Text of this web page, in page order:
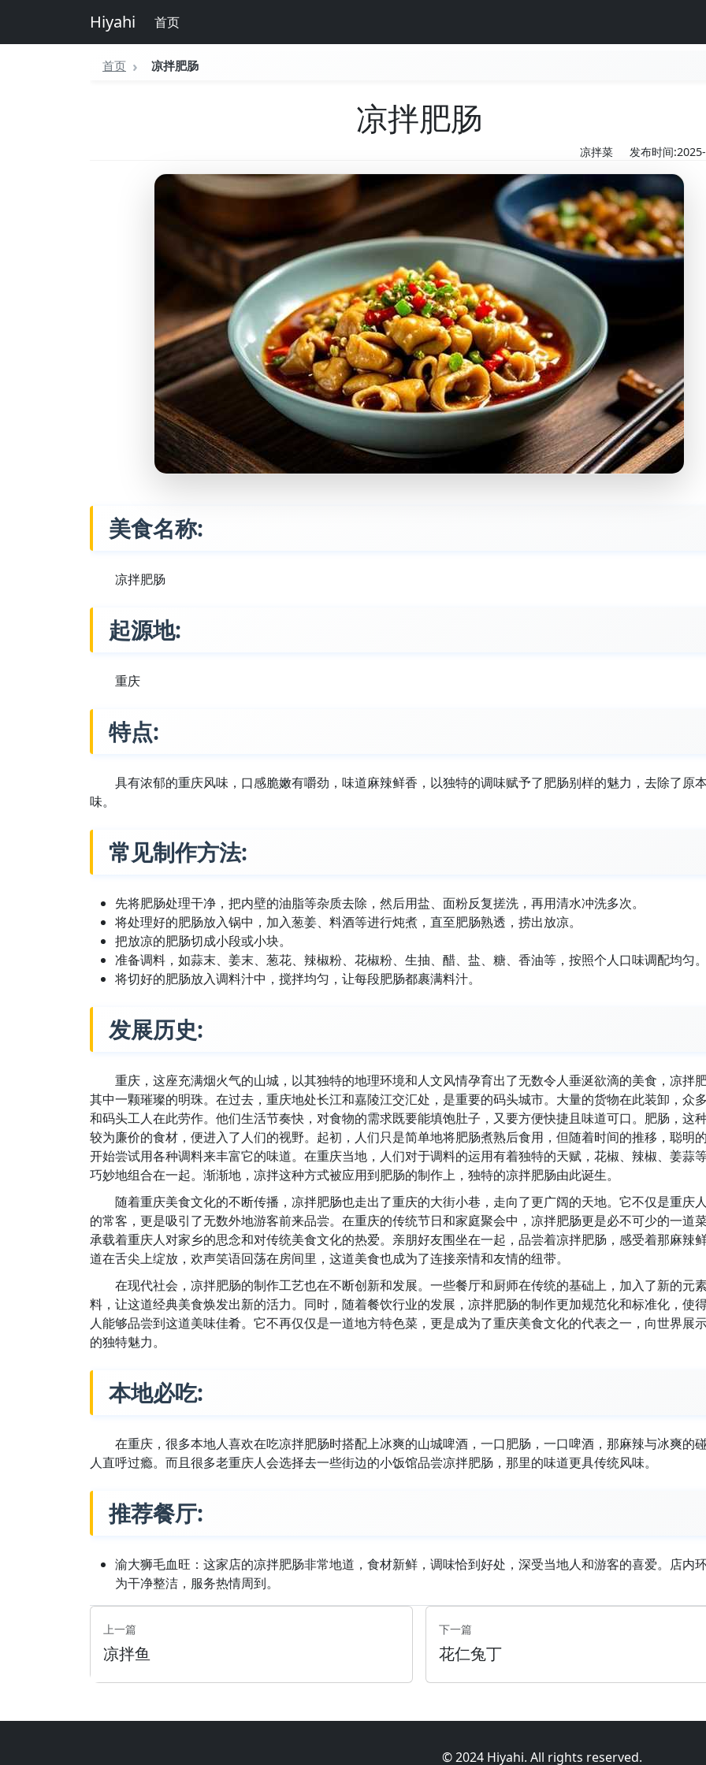
Hiyahi 首页
首页 凉拌肥肠
凉拌肥肠
凉拌菜 发布时间
美食名称:
凉拌肥肠
起源地:
重庆
特点:
具有浓郁的重庆风味，口感脆嫩有嚼劲，味道麻辣鲜香，以独特的调味赋予了肥肠别样的魅力，去除了原
味。
常见制作方法:
先将肥肠处理干净，把内壁的油脂等杂质去除，然后用盐、面粉反复搓洗，再用清水冲洗多次。
将处理好的肥肠放入锅中，加入葱姜、料酒等进行炖煮，直至肥肠熟透，捞出放凉。
把放凉的肥肠切成小段或小块。
准备调料，如蒜末、姜末、葱花、辣椒粉、花椒粉、生抽、醋、盐、糖、香油等，按照个人口味调配均匀。
将切好的肥肠放入调料汁中，搅拌均匀，让每段肥肠都裹满料汁。
发展历史:
重庆，这座充满烟火气的山城，以其独特的地理环境和人文风情孕育出了无数令人垂涎欲滴的美食，凉拌
其中一颗璀璨的明珠。在过去，重庆地处长江和嘉陵江交汇处，是重要的码头城市。大量的货物在此装卸，众
和码头工人在此劳作。他们生活节奏快，对食物的需求既要能填饱肚子，又要方便快捷且味道可口。肥肠，这
较为廉价的食材，便进入了人们的视野。起初，人们只是简单地将肥肠煮熟后食用，但随着时间的推移，聪明
开始尝试用各种调料来丰富它的味道。在重庆当地，人们对于调料的运用有着独特的天赋，花椒、辣椒、姜蒜
巧妙地组合在一起。渐渐地，凉拌这种方式被应用到肥肠的制作上，独特的凉拌肥肠由此诞生。
随着重庆美食文化的不断传播，凉拌肥肠也走出了重庆的大街小巷，走向了更广阔的天地。它不仅是重庆
的常客，更是吸引了无数外地游客前来品尝。在重庆的传统节日和家庭聚会中，凉拌肥肠更是必不可少的一道
承载着重庆人对家乡的思念和对传统美食文化的热爱。亲朋好友围坐在一起，品尝着凉拌肥肠，感受着那麻辣
道在舌尖上绽放，欢声笑语回荡在房间里，这道美食也成为了连接亲情和友情的纽带。
在现代社会，凉拌肥肠的制作工艺也在不断创新和发展。一些餐厅和厨师在传统的基础上，加入了新的元
料，让这道经典美食焕发出新的活力。同时，随着餐饮行业的发展，凉拌肥肠的制作更加规范化和标准化，使
人能够品尝到这道美味佳肴。它不再仅仅是一道地方特色菜，更是成为了重庆美食文化的代表之一，向世界展
的独特魅力。
本地必吃:
在重庆，很多本地人喜欢在吃凉拌肥肠时搭配上冰爽的山城啤酒，一口肥肠，一口啤酒，那麻辣与冰爽的
人直呼过瘾。而且很多老重庆人会选择去一些街边的小饭馆品尝凉拌肥肠，那里的味道更具传统风味。
推荐餐厅:
渝大狮毛血旺：这家店的凉拌肥肠非常地道，食材新鲜，调味恰到好处，深受当地人和游客的喜爱。店内
为干净整洁，服务热情周到。
上一篇
凉拌鱼
下一篇
花仁兔丁
© 2024 Hiyahi. All rights reserved.